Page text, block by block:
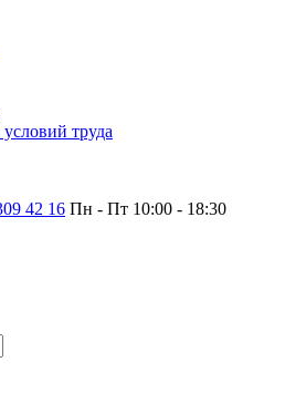
труда
42 16 Пн - Пт 10:00 - 18:30